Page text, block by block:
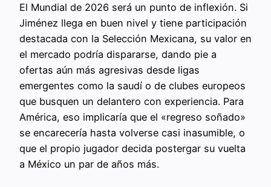
El Mundial de 2026 será un punto de inflexión. Si
Jiménez llega en buen nivel y tiene participación
destacada con la Selección Mexicana, su valor en
el mercado podría dispararse, dando pie a
ofertas aún más agresivas desde ligas
emergentes como la saudí o de clubes europeos
que busquen un delantero con experiencia. Para
América, eso implicaría que el «regreso soñado»
se encarecería hasta volverse casi inasumible, o
que el propio jugador decida postergar su vuelta
a México un par de años más.